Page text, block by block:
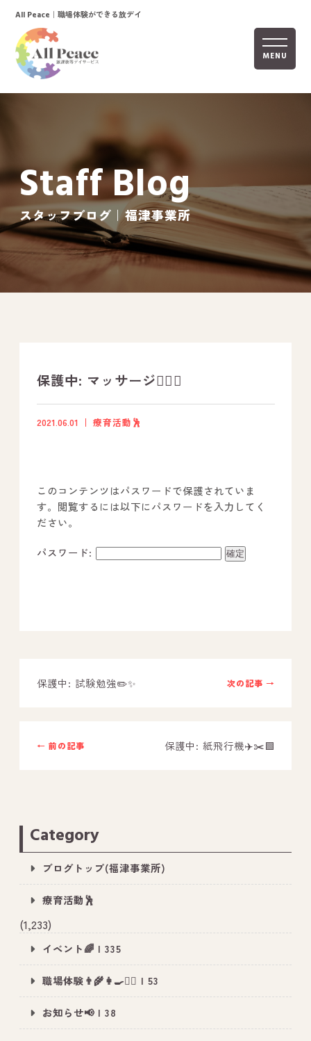
MENU
ホーム
活動内容
ご利用までの流れ
採用情報
自己評価表
社内行事
事業所のご案内
－ オールピース宗像事業所
－ オールピース福津事業所
スタッフブログ
－ 福津事業所のブログ
－ 鳥栖事業所のブログ
All Peace｜オールピース
Instagram 事業所紹介動画
All Peace ｜職場体験ができる放デイ
Staff Blog
スタッフブログ｜福津事業所
保護中: マッサージ💆‍♂️✨
2021.06.01 療育活動🕺
このコンテンツはパスワードで保護されていま
す。閲覧するには以下にパスワードを入力してく
ださい。
パスワード:
次の記事 →
保護中: 試験勉強✏️✨
← 前の記事 保護中: 紙飛行機✈️✂️🟩
Category
ブログトップ(福津事業所)
療育活動🕺
(1,233)
イベント🌈 | 335
職場体験👨‍🌾👩‍🍳👮‍♂️ | 53
お知らせ📢 | 38